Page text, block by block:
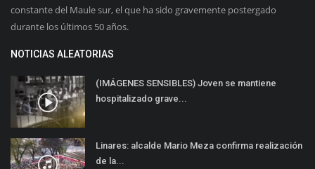
constante del Maule sur, el que ha sido gravemente postergado
durante los últimos 50 años.
NOTICIAS ALEATORIAS
(IMÁGENES SENSIBLES) Joven se mantiene
hospitalizado grave...
Linares: alcalde Mario Meza confirma realización
de la...